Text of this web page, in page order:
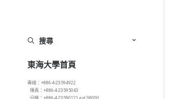
搜尋
東海大學首頁
專線：+886-4-23594922
傳真：+886-4-23595043
分機：+886-4-23590121 ext.38000